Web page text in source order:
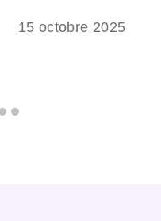
15 octobre 2025